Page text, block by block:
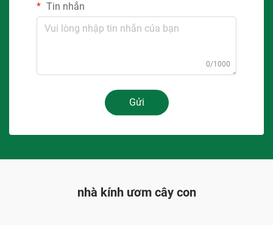
Tin nhắn
0/1000
Gửi
nhà kính ươm cây con